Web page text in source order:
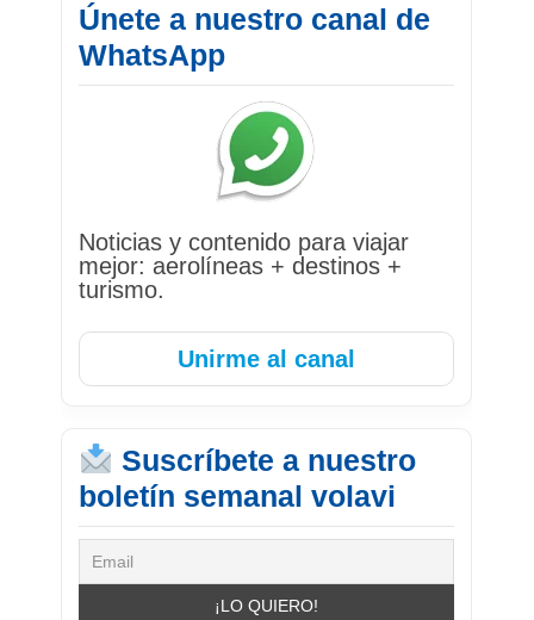
Únete a nuestro canal de
WhatsApp
Noticias y contenido para viajar
mejor: aerolíneas + destinos +
turismo.
Unirme al canal
Suscríbete a nuestro
boletín semanal volavi